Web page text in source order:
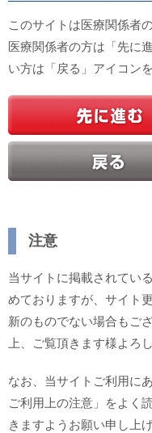
このサイトは医療関係者
医療関係者の方は「先に
い方は「戻る」アイコン
注意
当サイトに掲載されてい
めておりますが、サイト
新のものでない場合もご
上、ご覧頂きます様よろ
なお、当サイトご利用に
ご利用上の注意」をよく
きますようお願い申し上げ